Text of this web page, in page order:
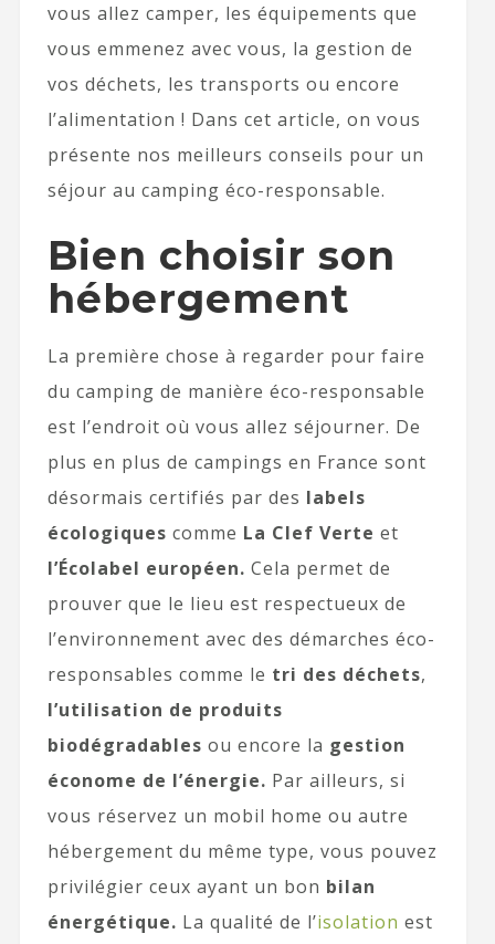
vous allez camper, les équipements que
vous emmenez avec vous, la gestion de
vos déchets, les transports ou encore
l’alimentation ! Dans cet article, on vous
présente nos meilleurs conseils pour un
séjour au camping éco-responsable.
Bien choisir son
hébergement
La première chose à regarder pour faire
du camping de manière éco-responsable
est l’endroit où vous allez séjourner. De
plus en plus de campings en France sont
désormais certifiés par des labels
écologiques comme La Clef Verte et
l’Écolabel européen. Cela permet de
prouver que le lieu est respectueux de
l’environnement avec des démarches éco-
responsables comme le tri des déchets,
l’utilisation de produits
biodégradables ou encore la gestion
économe de l’énergie. Par ailleurs, si
vous réservez un mobil home ou autre
hébergement du même type, vous pouvez
privilégier ceux ayant un bon bilan
énergétique. La qualité de l’isolation est